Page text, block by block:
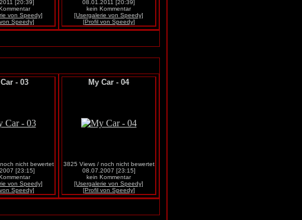
[20:39]
von Speedy]
Speedy]
08.01.2011 [20:39]
kein Kommentar
[Usergalerie von Speedy]
[Profil von Speedy]
- 03
nicht bewertet
[23:15]
von Speedy]
Speedy]
My Car - 04
3825 Views / noch nicht bewertet
08.07.2007 [23:15]
kein Kommentar
[Usergalerie von Speedy]
[Profil von Speedy]